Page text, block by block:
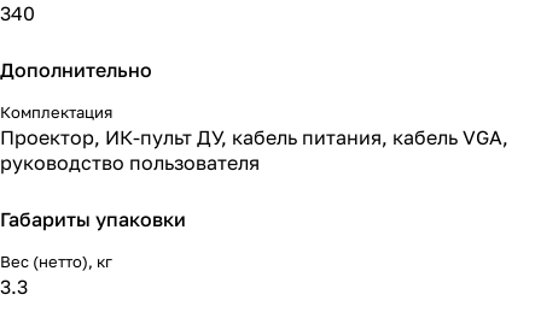
340
Дополнительно
Комплектация
Проектор, ИК-пульт ДУ, кабель питания, кабель VGA,
руководство пользователя
Габариты упаковки
Вес (нетто), кг
3.3